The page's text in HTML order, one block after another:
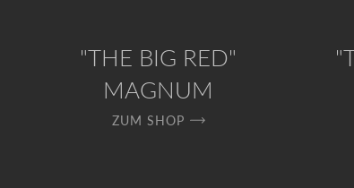
"THE BIG RED"
MAGNUM
ZUM SHOP